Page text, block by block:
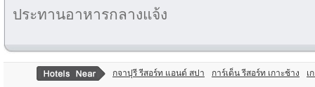
ประทานอาหารกลางแจ้ง
กจาปุรี รีสอร์ท แอนด์ สปา การ์เด็น รีสอร์ท เกาะช้าง เ